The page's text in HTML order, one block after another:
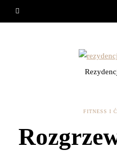
FITNESS I